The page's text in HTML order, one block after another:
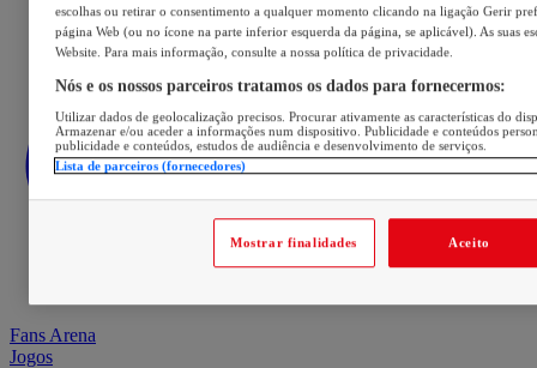
Fans Arena
Jogos
escolhas ou retirar o consentimento a qualquer momento clicando na ligação Gerir
página Web (ou no ícone na parte inferior esquerda da página, se aplicável). As suas
Website. Para mais informação, consulte a nossa política de privacidade.
Nós e os nossos parceiros tratamos os dados para fornecermos:
Utilizar dados de geolocalização precisos. Procurar ativamente as características do
Armazenar e/ou aceder a informações num dispositivo. Publicidade e conteúdos
publicidade e conteúdos, estudos de audiência e desenvolvimento de serviços.
Lista de parceiros (fornecedores)
Mostrar finalidades Aceito